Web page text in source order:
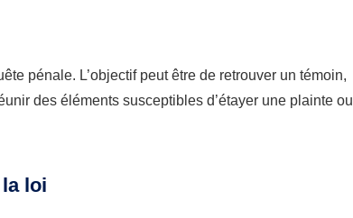
pénale. L’objectif peut être de retrouver un témoin,
des éléments susceptibles d’étayer une plainte ou
loi